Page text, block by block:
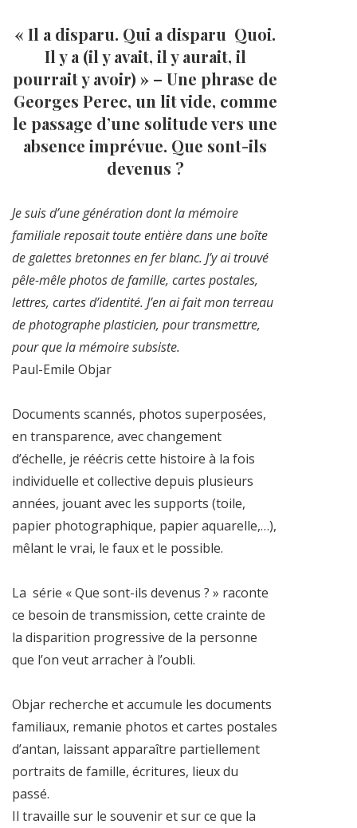
« Il a disparu. Qui a disparu Quoi.
Il y a (il y avait, il y aurait, il
pourrait y avoir) » – Une phrase de
Georges Perec, un lit vide, comme
le passage d’une solitude vers une
absence imprévue. Que sont-ils
devenus ?
Je suis d’une génération dont la mémoire
familiale reposait toute entière dans une boîte
de galettes bretonnes en fer blanc. J’y ai trouvé
pêle-mêle photos de famille, cartes postales,
lettres, cartes d’identité. J’en ai fait mon terreau
de photographe plasticien, pour transmettre,
pour que la mémoire subsiste.
Paul-Emile Objar
Documents scannés, photos superposées,
en transparence, avec changement
d’échelle, je réécris cette histoire à la fois
individuelle et collective depuis plusieurs
années, jouant avec les supports (toile,
papier photographique, papier aquarelle,…),
mêlant le vrai, le faux et le possible.
La série « Que sont-ils devenus ? » raconte
ce besoin de transmission, cette crainte de
la disparition progressive de la personne
que l’on veut arracher à l’oubli.
Objar recherche et accumule les documents
familiaux, remanie photos et cartes postales
d’antan, laissant apparaître partiellement
portraits de famille, écritures, lieux du
passé.
Il travaille sur le souvenir et sur ce que la